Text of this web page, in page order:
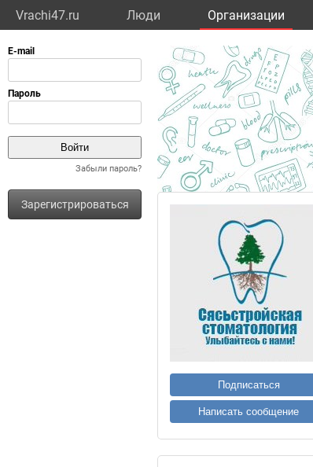
Vrachi47.ru Люди Организации
Забыли пароль?
Зарегистрироваться
Подписаться
Написать сообщение